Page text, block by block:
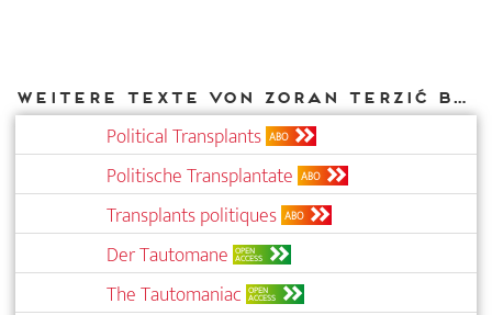
Weitere Texte von Zoran Terzić bei DIAPHANES
Political Transplants ABO
Politische Transplantate ABO
Transplants politiques ABO
Der Tautomane OPEN
ACCESS
The Tautomaniac OPEN
ACCESS